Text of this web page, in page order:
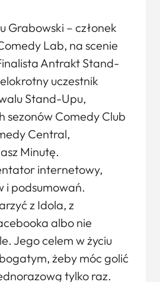
Grabowski – członek
Lab, na scenie
Antrakt Stand-
uczestnik
Stand-Upu,
sezonów Comedy Club
Central,
Minutę.
internetowy,
i podsumowań.
z Idola, z
albo nie
Jego celem w życiu
żeby móc golić
tylko raz.